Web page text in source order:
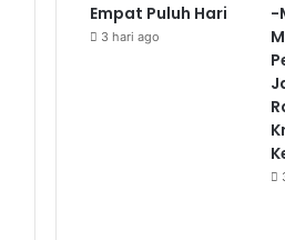
Empat Puluh Hari
3 hari ago
-